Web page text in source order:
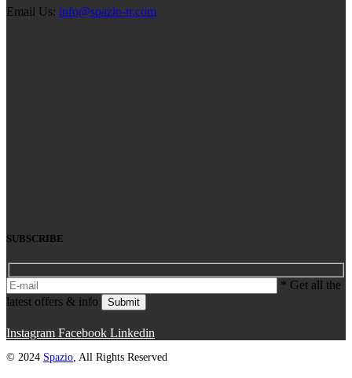
Email Us: info@spazio-tr.com
SUBSCRIBE
* Get all the
latest offers & info
Submit
Instagram Facebook Linkedin
© 2024 Spazio, All Rights Reserved